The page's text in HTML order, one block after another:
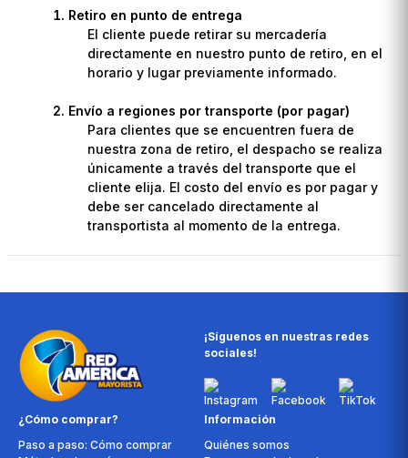
Retiro en punto de entrega
El cliente puede retirar su mercadería
directamente en nuestro punto de retiro, en el
horario y lugar previamente informado.
Envío a regiones por transporte (por pagar)
Para clientes que se encuentren fuera de
nuestra zona de retiro, el despacho se realiza
únicamente a través del transporte que el
cliente elija. El costo del envío es por pagar y
debe ser cancelado directamente al
transportista al momento de la entrega.
¡Síguenos en nuestras redes
sociales!
¿Cómo comprar?
Paso a paso: Cómo comprar
Información
Quiénes somos